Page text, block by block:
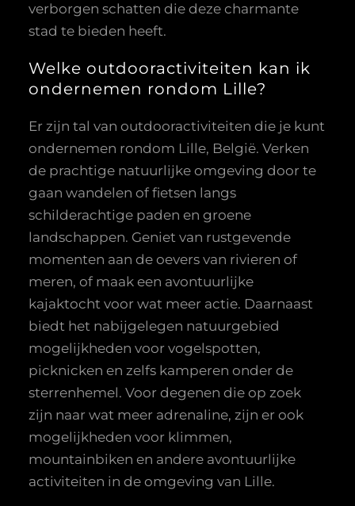
verborgen schatten die deze charmante
stad te bieden heeft.
Welke outdooractiviteiten kan ik
ondernemen rondom Lille?
Er zijn tal van outdooractiviteiten die je kunt
ondernemen rondom Lille, België. Verken
de prachtige natuurlijke omgeving door te
gaan wandelen of fietsen langs
schilderachtige paden en groene
landschappen. Geniet van rustgevende
momenten aan de oevers van rivieren of
meren, of maak een avontuurlijke
kajaktocht voor wat meer actie. Daarnaast
biedt het nabijgelegen natuurgebied
mogelijkheden voor vogelspotten,
picknicken en zelfs kamperen onder de
sterrenhemel. Voor degenen die op zoek
zijn naar wat meer adrenaline, zijn er ook
mogelijkheden voor klimmen,
mountainbiken en andere avontuurlijke
activiteiten in de omgeving van Lille.